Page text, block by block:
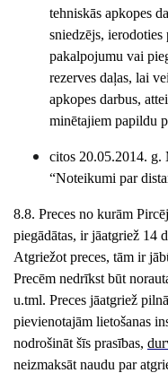
tehniskās apkopes
sniedzējs,
pakalpojumu vai
rezerves daļas, lai
apkopes darbus,
minētajiem papildu
citos 20.05.2014.
“Noteikumi par
8.8. Preces no kurām
piegādātas, ir jāatgriež 14
Atgriežot preces, tām ir
Precēm nedrīkst būt
u.tml. Preces jāatgriež
pievienotajām lietošanas
nodrošināt šīs prasības,
neizmaksāt naudu par